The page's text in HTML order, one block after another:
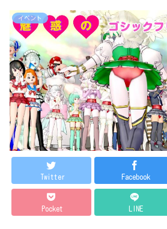
イベント
Twitter Facebook
Pocket LINE